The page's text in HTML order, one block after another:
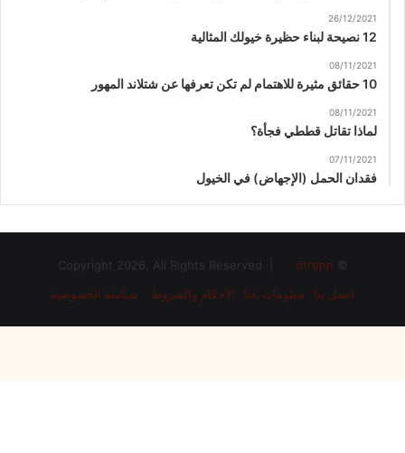
26/12/2021
12 نصيحة لبناء حظيرة خيولك المثالية
08/11/2021
10 حقائق مثيرة للاهتمام لم تكن تعرفها عن شتلاند المهور
08/11/2021
لماذا تقاتل قططي فجأة؟
07/11/2021
فقدان الحمل (الإجهاض) في الخيول
© Copyright 2026, All Rights Reserved |
dtrenn
اتصل بنا
معلومات عنا الأحكام والشروط سياسة الخصوصية